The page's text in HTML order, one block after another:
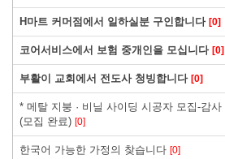
H마트 커머점에서 일하실분 구인합니다 [0]
코어서비스에서 보험 중개인을 모십니다 [0]
부활이 교회에서 전도사 청빙합니다 [0]
* 메탈 지붕 · 비닐 사이딩 시공자 모집-감사
(모집 완료) [0]
한국어 가능한 가정의 찾습니다 [0]